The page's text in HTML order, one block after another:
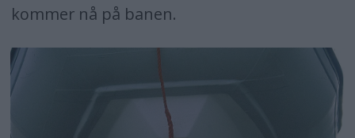
kommer nå på banen.